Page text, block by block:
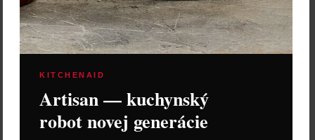
KITCHENAID
Artisan — kuchynský
robot novej generácie